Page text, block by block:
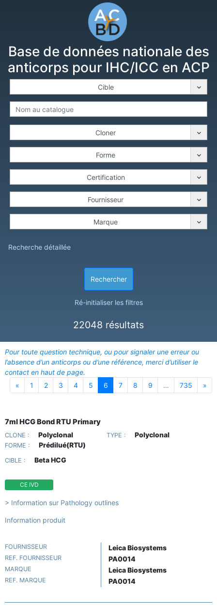
Base de données nationale des
anticorps pour IHC/ICC en ACP
Cible
Cloner
Forme
Certification
Fournisseur
Marque
Recherche détaillée
Rechercher
Ré-initialiser les filtres
22048 résultats
Pour toute question technique, ou pour signaler une erreur ou
l’absence d’un anticorps ou d’une référence, merci d’utiliser le
contact en haut de page.
«
1 2 3 4 5 6(current)
7 8 9 … 735 »
7ml HCG Bond RTU Primary
CLONE : Polyclonal TYPE : Polyclonal
FORME : Prédilué(RTU)
CIBLE : Beta HCG
CE IVD
> Information sur Pathology outlines
Information produit
FOURNISSEUR Leica Biosystems
REF. FOURNISSEUR PA0014
MARQUE Leica Biosystems
REF. MARQUE PA0014